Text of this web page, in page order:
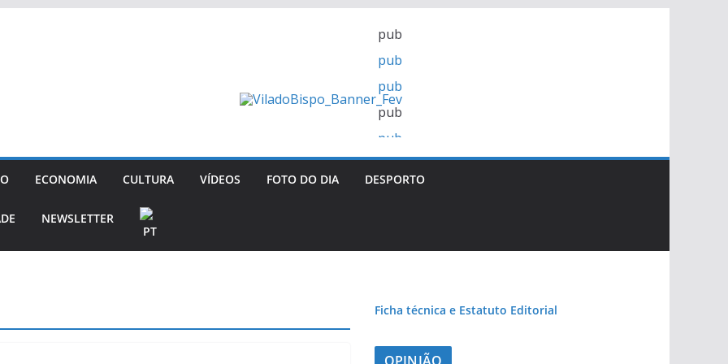
pub
pub
pub
pub
pub
ECONOMIA CULTURA VÍDEOS FOTO DO DIA DESPORTO
NEWSLETTER
Ficha técnica e Estatuto Editorial